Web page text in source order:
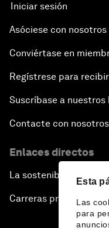
Esta
Las
para
Iniciar sesión
Asóciese con nosotros
Conviértase en
Regístrese para
Suscríbase a
Contacte con nosotros
Enlaces directos
La sostenibilidad en el
Carreras profesionales